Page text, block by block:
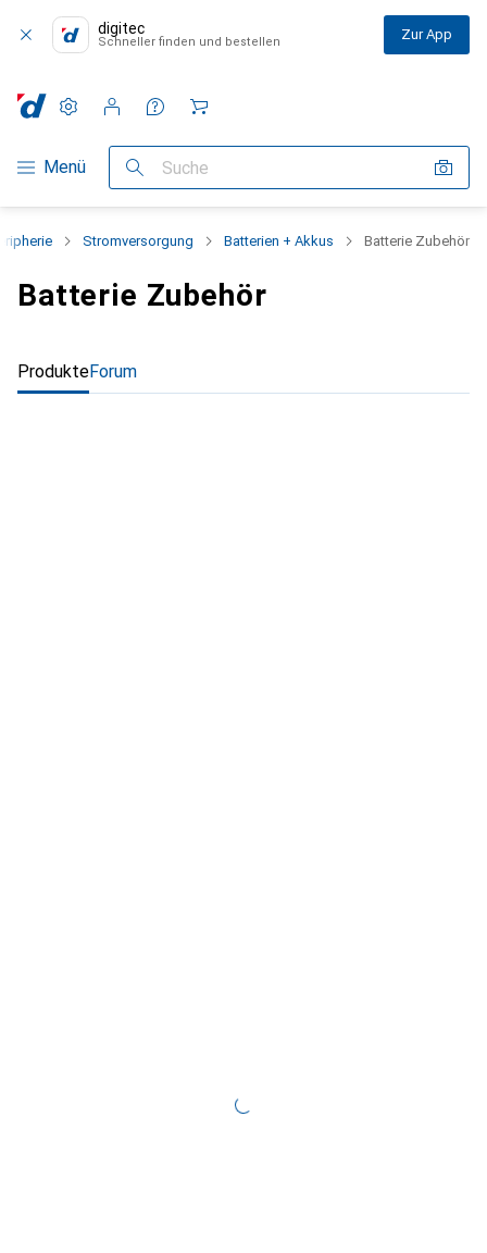
digitec
Schneller finden und bestellen Zur App
Navigation nach Kategorien
Menü Suche
Einstellungen
Kundenkonto
Vergleichslisten
Merklisten
Warenkorb
Stromversorgung Batterien + Akkus Batterie Zubehör
Batterie Zubehör
ProdukteForum